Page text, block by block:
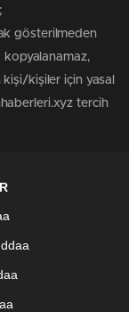
gösterilmeden
kopyalanamaz,
kişi/kişiler için yasal
tercih